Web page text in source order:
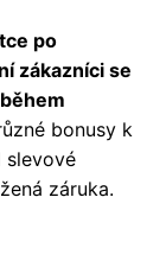
po
zákazníci se
bonusy k
slevové
záruka.